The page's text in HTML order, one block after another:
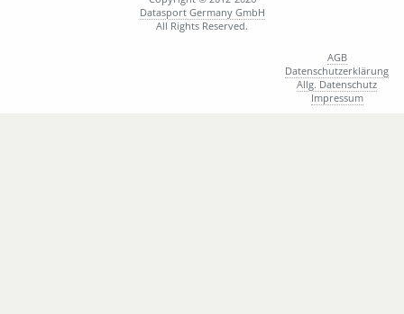
Datasport Germany GmbH
All Rights Reserved.
AGB
Datenschutzerklärung
Allg. Datenschutz
Impressum